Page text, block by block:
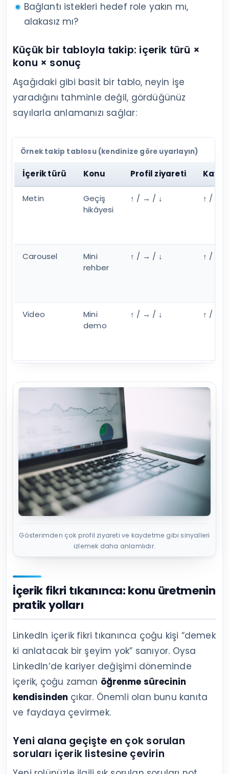
Bağlantı istekleri hedef role yakın mı,
alakasız mı?
Küçük bir tabloyla takip: içerik türü ×
konu × sonuç
Aşağıdaki gibi basit bir tablo, neyin işe
yaradığını tahminle değil, gördüğünüz
sayılarla anlamanızı sağlar:
Örnek takip tablosu (kendinize göre uyarlayın)
İçerik türü Konu Profil ziyareti
Metin
Geçiş
hikâyesi
↑ / → / ↓ ↑ / →
Carousel
Mini
rehber
↑ / → / ↓ ↑ / →
Video
Mini
demo
↑ / → / ↓ ↑ / →
Gösterimden çok profil ziyareti ve kaydetme gibi sinyalleri
izlemek daha anlamlıdır.
İçerik fikri tıkanınca: konu üretmenin
pratik yolları
LinkedIn içerik fikri tıkanınca çoğu kişi “demek
ki anlatacak bir şeyim yok” sanıyor. Oysa
LinkedIn’de kariyer değişimi döneminde
içerik, çoğu zaman öğrenme sürecinin
kendisinden çıkar. Önemli olan bunu kanıta
ve faydaya çevirmek.
Yeni alana geçişte en çok sorulan
soruları içerik listesine çevirin